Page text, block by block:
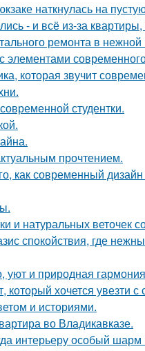
наткнулась на пустую
- и всё из-за
ремонта в нежной
элементами
которая звучит
студентки.
прочтением.
как современный
и натуральных веточек
спокойствия, где
уют и природная
который хочется увезти с
и историями.
во Владикавказе.
интерьеру особый шарм